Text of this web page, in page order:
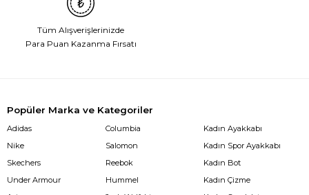
Tüm Alışverişlerinizde
Para Puan Kazanma Fırsatı
Popüler Marka ve Kategoriler
Adidas
Nike
Skechers
Under Armour
Columbia
Salomon
Reebok
Hummel
Kadın Ayakkabı
Kadın Spor Ayakkabı
Kadın Bot
Kadın Çizme